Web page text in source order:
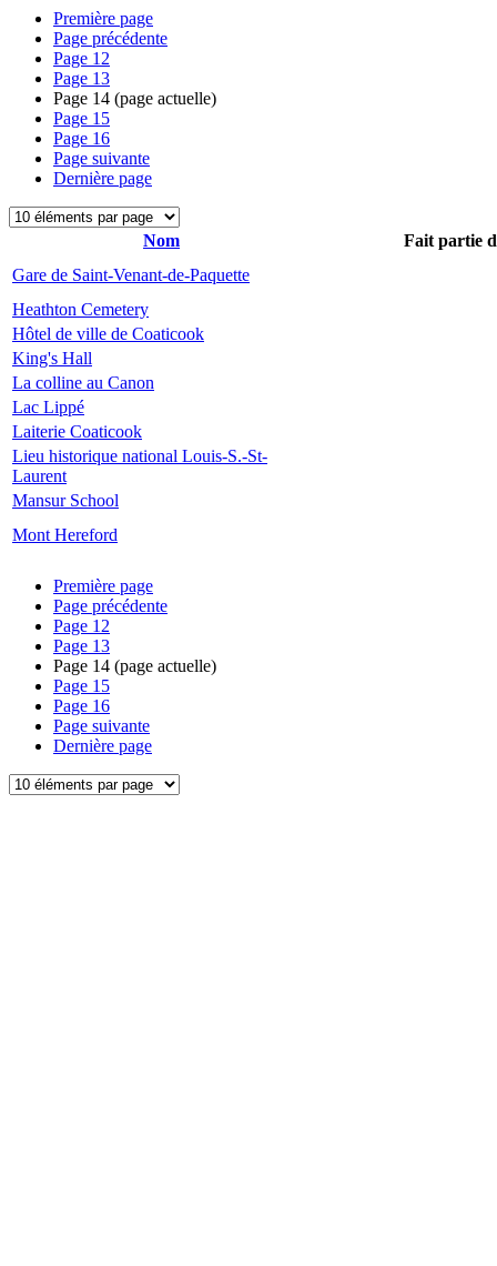
Première page
Page précédente
Page 12
Page 13
Page 14 (page actuelle)
Page 15
Page 16
Page suivante
Dernière page
Nom
Fait partie
Gare de Saint-Venant-de-Paquette
Heathton Cemetery
Hôtel de ville de Coaticook
King's Hall
La colline au Canon
Lac Lippé
Laiterie Coaticook
Lieu historique national Louis-S.-St-
Laurent
Mansur School
Mont Hereford
Première page
Page précédente
Page 12
Page 13
Page 14 (page actuelle)
Page 15
Page 16
Page suivante
Dernière page